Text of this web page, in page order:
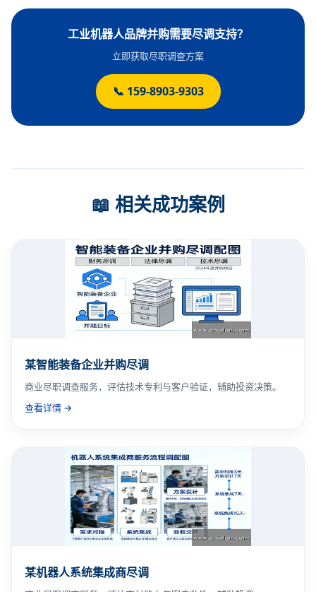
工业机器人品牌并购需要尽调支持？
立即获取尽职调查方案
📞 159-8903-9303
📖 相关成功案例
某智能装备企业并购尽调
商业尽职调查服务，评估技术专利与客户验证，辅助投资决策。
查看详情 →
某机器人系统集成商尽调